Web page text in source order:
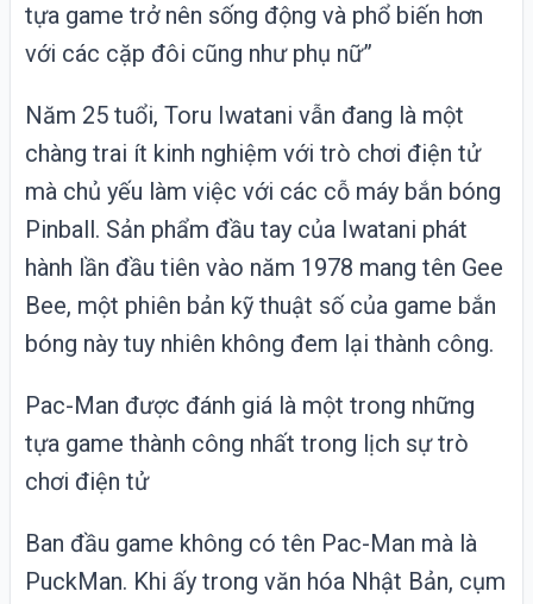
tựa game trở nên sống động và phổ biến hơn
với các cặp đôi cũng như phụ nữ”
Năm 25 tuổi, Toru Iwatani vẫn đang là một
chàng trai ít kinh nghiệm với trò chơi điện tử
mà chủ yếu làm việc với các cỗ máy bắn bóng
Pinball. Sản phẩm đầu tay của Iwatani phát
hành lần đầu tiên vào năm 1978 mang tên Gee
Bee, một phiên bản kỹ thuật số của game bắn
bóng này tuy nhiên không đem lại thành công.
Pac-Man được đánh giá là một trong những
tựa game thành công nhất trong lịch sự trò
chơi điện tử
Ban đầu game không có tên Pac-Man mà là
PuckMan. Khi ấy trong văn hóa Nhật Bản, cụm